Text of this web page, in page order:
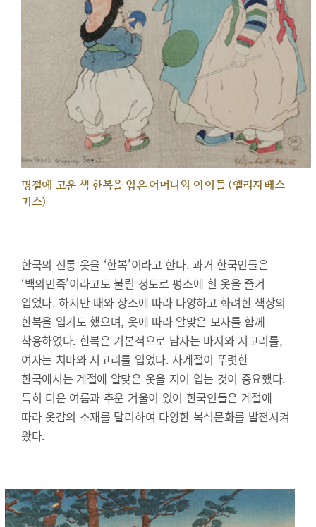
명절에 고운 색 한복을 입은 어머니와 아이들 (엘리자베스
키스)
한국의 전통 옷을 ‘한복’이라고 한다. 과거 한국인들은
‘백의민족’이라고도 불릴 정도로 평소에 흰 옷을 즐겨
입었다. 하지만 때와 장소에 따라 다양하고 화려한 색상의
한복을 입기도 했으며, 옷에 따라 알맞은 모자를 함께
착용하였다. 한복은 기본적으로 남자는 바지와 저고리를,
여자는 치마와 저고리를 입었다. 사계절이 뚜렷한
한국에서는 계절에 알맞은 옷을 지어 입는 것이 중요했다.
특히 더운 여름과 추운 겨울이 있어 한국인들은 계절에
따라 옷감의 소재를 달리하여 다양한 복식문화를 발전시켜
왔다.